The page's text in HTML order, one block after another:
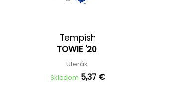
Tempish
TOWIE '20
Uterák
Skladom 5,37 €